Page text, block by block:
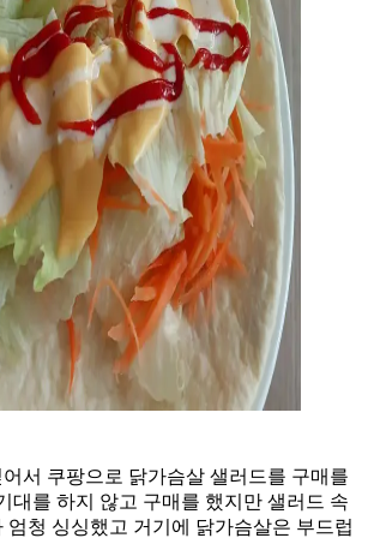
서 쿠팡으로 닭가슴살 샐러드를 구매를
대를 하지 않고 구매를 했지만 샐러드 속
엄청 싱싱했고 거기에 닭가슴살은 부드럽